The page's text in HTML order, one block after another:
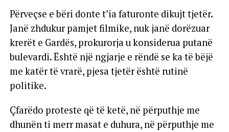
Përveçse e bëri donte t’ia faturonte dikujt tjetër.
Janë zhdukur pamjet filmike, nuk janë dorëzuar
krerët e Gardës, prokurorja u konsiderua putanë
bulevardi. Është një ngjarje e rëndë se ka të bëjë
me katër të vrarë, pjesa tjetër është rutinë
politike.
Çfarëdo proteste që të ketë, në përputhje me
dhunën ti merr masat e duhura, në përputhje me